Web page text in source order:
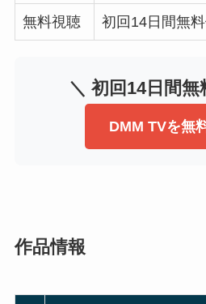
無料視聴 初回14日間無
＼ 初回14日間無
DMM TVを無
作品情報